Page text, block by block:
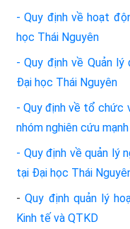
- Quy định về hoạt
học Thái Nguyên
- Quy định về Quản
Đại học Thái Nguyên
- Quy định về tổ chức
nhóm nghiên cứu
- Quy định về quản lý
tại Đại học Thái
-Quy định quản lý
Kinh tế và QTKD